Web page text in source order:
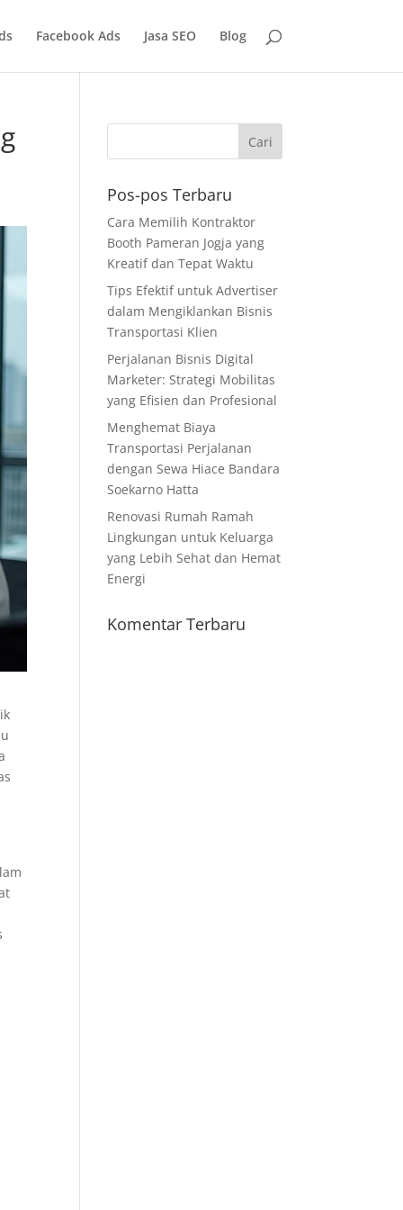
Facebook Ads Jasa SEO Blog
Pos-pos Terbaru
Cara Memilih Kontraktor
Booth Pameran Jogja yang
Kreatif dan Tepat Waktu
Tips Efektif untuk Advertiser
dalam Mengiklankan Bisnis
Transportasi Klien
Perjalanan Bisnis Digital
Marketer: Strategi Mobilitas
yang Efisien dan Profesional
Menghemat Biaya
Transportasi Perjalanan
dengan Sewa Hiace Bandara
Soekarno Hatta
Renovasi Rumah Ramah
Lingkungan untuk Keluarga
yang Lebih Sehat dan Hemat
Energi
Komentar Terbaru